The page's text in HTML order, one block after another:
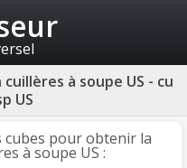
à soupe US - cu
US
cubes pour obtenir la
à soupe US :